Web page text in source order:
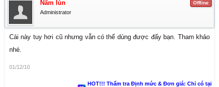
Offline
Nấm lùn
Administrator
Cái này tuy hơi cũ nhưng vẫn có thể dùng được đấy bạn. Tham khảo
nhé.
01/12/10
HOT!!! Thẩm tra Định mức & Đơn giá: Chỉ có tại